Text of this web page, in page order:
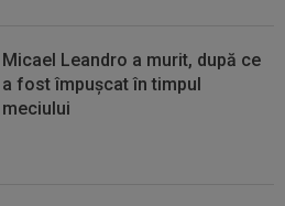
Micael Leandro a murit, după ce
a fost împușcat în timpul
meciului